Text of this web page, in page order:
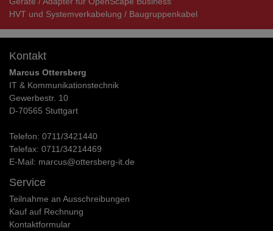
HVT und Systemverkabelung / Baugruppenkabel
Kontakt
Marcus Ottersberg
IT & Kommunikationstechnik
Gewerbestr. 10
D-70565 Stuttgart
Telefon: 0711/3421440
Telefax: 0711/34214469
E-Mail: marcus@ottersberg-it.de
Service
Teilnahme an Ausschreibungen
Kauf auf Rechnung
Kontaktformular